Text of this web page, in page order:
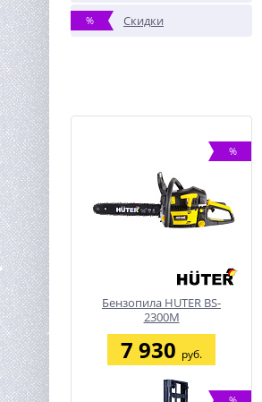
% Скидки
%
Бензопила HUTER BS-
2300М
7 930 руб.